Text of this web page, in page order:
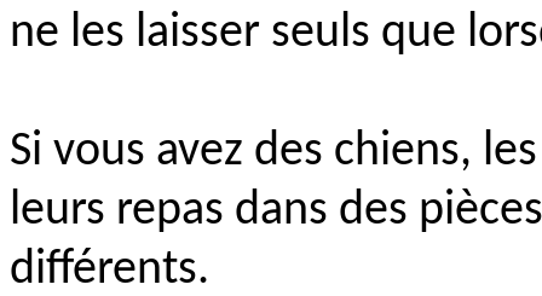
ne les laisser seuls que
Si vous avez des chiens,
leurs repas dans des
différents.